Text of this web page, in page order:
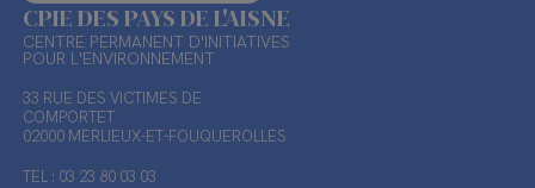
CPIE DES PAYS DE L'AISNE
CENTRE PERMANENT D'INITIATIVES
POUR L'ENVIRONNEMENT
33 RUE DES VICTIMES DE
COMPORTET
02000 MERLIEUX-ET-FOUQUEROLLES
TEL : 03 23 80 03 03